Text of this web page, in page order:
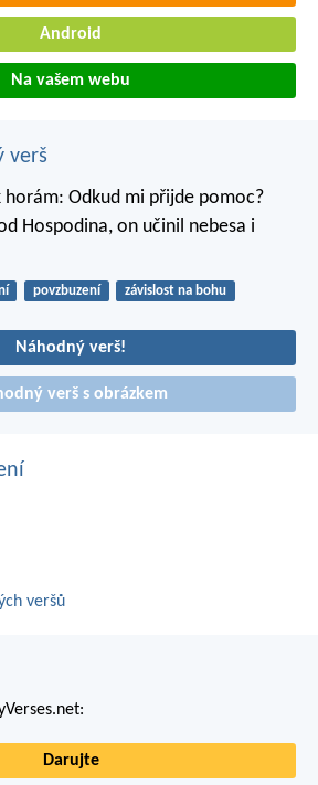
Android
Na vašem webu
verš
horám: Odkud mi přijde pomoc?
Hospodina, on učinil nebesa i
povzbuzení závislost na bohu
Náhodný verš!
verš s obrázkem
veršů
Darujte